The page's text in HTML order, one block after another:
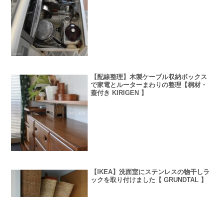
【配線整理】木製ケーブル収納ボックス
で家電とルーターまわりの整理【桐材・
蓋付き KIRIGEN 】
【IKEA】洗面室にステンレスの物干しラ
ックを取り付けました【 GRUNDTAL 】